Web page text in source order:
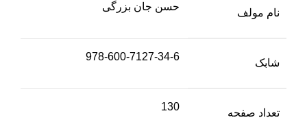
نام مولف
حسن جان بزرگی
شابک
978-600-7127-34-6
تعداد صفحه
130